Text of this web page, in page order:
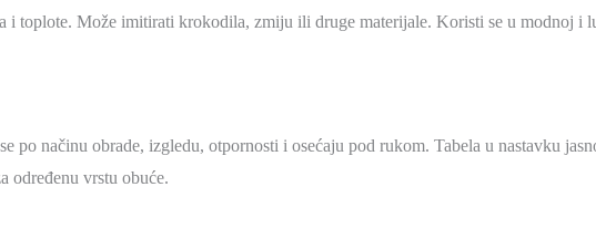
i toplote. Može imitirati krokodila, zmiju ili druge materijale. Koristi se u modnoj i
po načinu obrade, izgledu, otpornosti i osećaju pod rukom. Tabela u nastavku
određenu vrstu obuće.